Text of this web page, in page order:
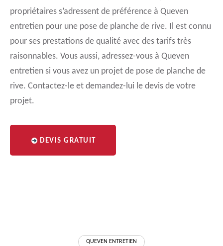
propriétaires s’adressent de préférence à Queven
entretien pour une pose de planche de rive. Il est connu
pour ses prestations de qualité avec des tarifs très
raisonnables. Vous aussi, adressez-vous à Queven
entretien si vous avez un projet de pose de planche de
rive. Contactez-le et demandez-lui le devis de votre
projet.
DEVIS GRATUIT
QUEVEN ENTRETIEN